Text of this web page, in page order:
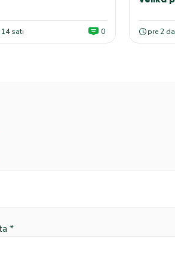
14 sati 0 pre 2
*